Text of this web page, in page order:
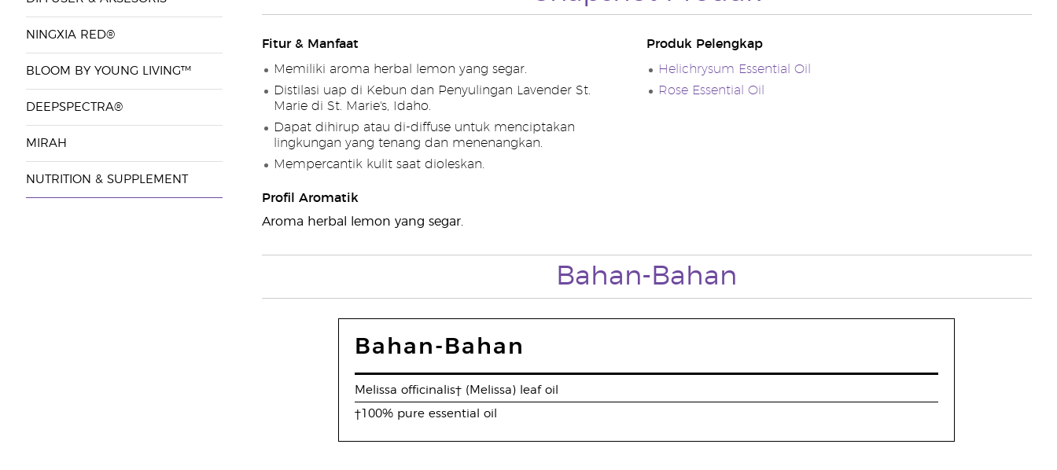
NINGXIA RED®
BLOOM BY YOUNG LIVING™
DEEPSPECTRA®
MIRAH
NUTRITION & SUPPLEMENT
Fitur & Manfaat
Memiliki aroma herbal lemon yang segar.
Distilasi uap di Kebun dan Penyulingan Lavender St.
Marie di St. Marie's, Idaho.
Dapat dihirup atau di-diffuse untuk menciptakan
lingkungan yang tenang dan menenangkan.
Mempercantik kulit saat dioleskan.
Profil Aromatik
Aroma herbal lemon yang segar.
Produk Pelengkap
Helichrysum Essential Oil
Rose Essential Oil
Bahan-Bahan
Bahan-Bahan
Melissa officinalis† (Melissa) leaf oil
†100% pure essential oil